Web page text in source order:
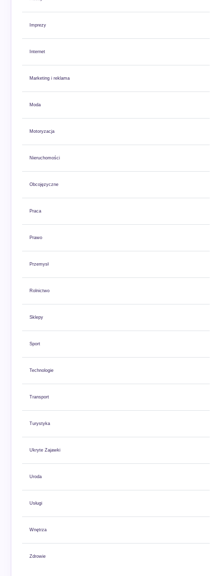
Imprezy
Internet
Marketing i reklama
Moda
Motoryzacja
Nieruchomości
Obcojęzyczne
Praca
Prawo
Przemysł
Rolnictwo
Sklepy
Sport
Technologie
Transport
Turystyka
Ukryte Zajawki
Uroda
Usługi
Wnętrza
Zdrowie